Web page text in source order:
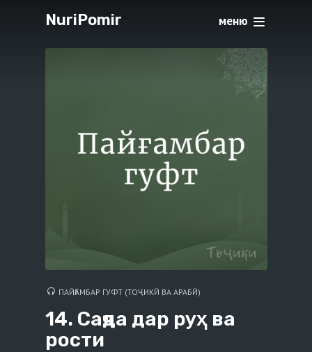
NuriPomir меню
ПАЙҒАМБАР ГУФТ (ТОҶИКЙ ВА АРАБЙ)
14. Саҷда дар руҳ ва
рости